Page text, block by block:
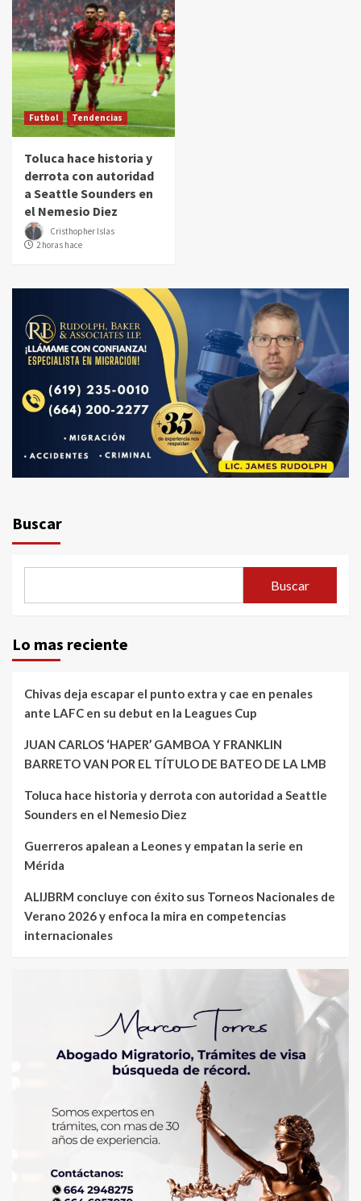
Futbol Tendencias
Toluca hace historia y
derrota con autoridad
a Seattle Sounders en
el Nemesio Diez
Cristhopher Islas
2 horas hace
Buscar
Buscar
Lo mas reciente
Chivas deja escapar el punto extra y cae en penales
ante LAFC en su debut en la Leagues Cup
JUAN CARLOS ‘HAPER’ GAMBOA Y FRANKLIN
BARRETO VAN POR EL TÍTULO DE BATEO DE LA LMB
Toluca hace historia y derrota con autoridad a Seattle
Sounders en el Nemesio Diez
Guerreros apalean a Leones y empatan la serie en
Mérida
ALIJBRM concluye con éxito sus Torneos Nacionales de
Verano 2026 y enfoca la mira en competencias
internacionales